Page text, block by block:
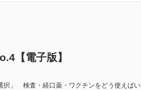
【電子版】
」 検査・経口薬・ワクチンをどう使えばい